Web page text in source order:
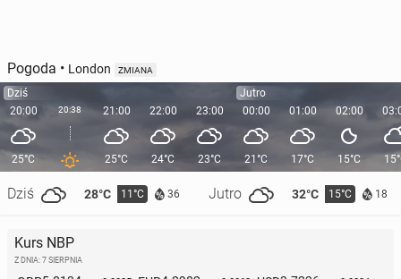
Pogoda • London ZMIANA
Dziś
20:00
25°C
Dziś 28°C 11°C 36 Jutro 32°C 15°C 18
20:38 21:00
25°C
22:00
24°C
23:00
23°C
Jutro
00:00
21°C
01:00
17°C
02:00
15°C
Kurs NBP
Z DNIA: 7 SIERPNIA